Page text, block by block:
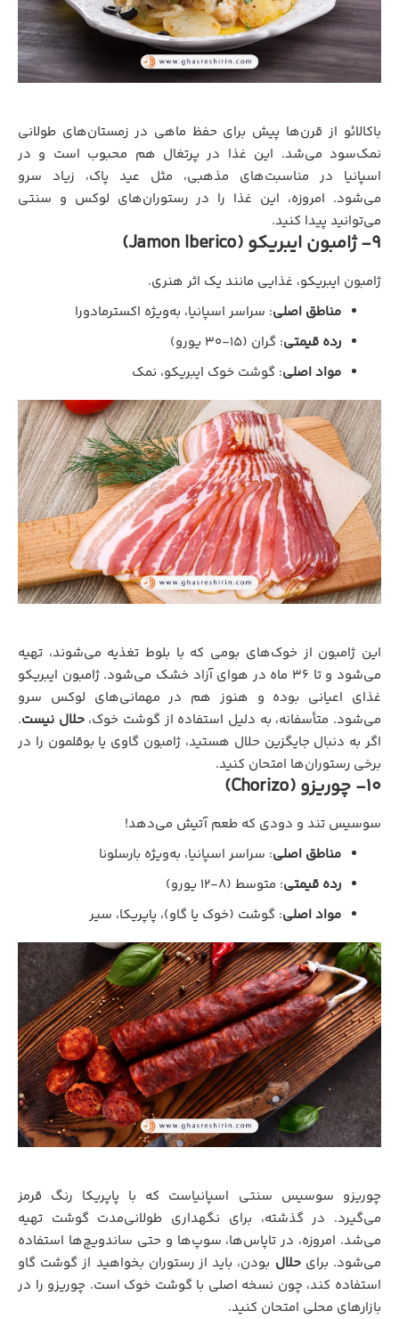
باکالائو از قرن‌ها پیش برای حفظ ماهی در زمستان‌های طولانی
نمک‌سود می‌شد. این غذا در پرتغال هم محبوب است و در
اسپانیا در مناسبت‌های مذهبی، مثل عید پاک، زیاد سرو
می‌شود. امروزه، این غذا را در رستوران‌های لوکس و سنتی
می‌توانید پیدا کنید.
9- ژامبون ایبریکو (Jamon Iberico)
ژامبون ایبریکو، غذایی مانند یک اثر هنری.
مناطق اصلی: سراسر اسپانیا، به‌ویژه اکسترمادورا
رده قیمتی: گران (۱۵-۳۰ یورو)
مواد اصلی: گوشت خوک ایبریکو، نمک
این ژامبون از خوک‌های بومی که با بلوط تغذیه می‌شوند، تهیه
می‌شود و تا ۳۶ ماه در هوای آزاد خشک می‌شود. ژامبون ایبریکو
غذای اعیانی بوده و هنوز هم در مهمانی‌های لوکس سرو
می‌شود. متأسفانه، به دلیل استفاده از گوشت خوک،حلال نیست.
اگر به دنبال جایگزین حلال هستید، ژامبون گاوی یا بوقلمون را در
برخی رستوران‌ها امتحان کنید.
10- چوریزو (Chorizo)
سوسیس تند و دودی که طعم آتیش می‌دهد!
مناطق اصلی: سراسر اسپانیا، به‌ویژه بارسلونا
رده قیمتی: متوسط (۸-۱۲ یورو)
مواد اصلی: گوشت (خوک یا گاو)، پاپریکا، سیر
چوریزو سوسیس سنتی اسپانیاست که با پاپریکا رنگ قرمز
می‌گیرد. در گذشته، برای نگهداری طولانی‌مدت گوشت تهیه
می‌شد. امروزه، در تاپاس‌ها، سوپ‌ها و حتی ساندویچ‌ها استفاده
می‌شود. برایحلال بودن، باید از رستوران بخواهید از گوشت گاو
استفاده کند، چون نسخه اصلی با گوشت خوک است. چوریزو را در
بازارهای محلی امتحان کنید.